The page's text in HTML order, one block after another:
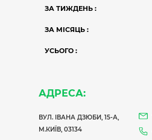
ЗА ТИЖДЕНЬ :
ЗА МІСЯЦЬ :
УСЬОГО :
АДРЕСА:
ВУЛ. ІВАНА ДЗЮБИ, 15-А,
М.КИЇВ, 03134